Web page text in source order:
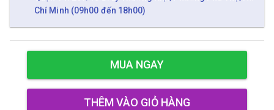
Chí Minh (09h00 đến 18h00)
MUA NGAY
THÊM VÀO GIỎ HÀNG